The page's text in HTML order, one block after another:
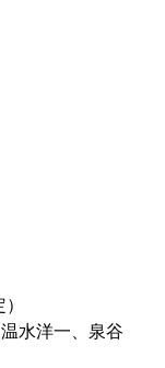
水洋一、泉谷